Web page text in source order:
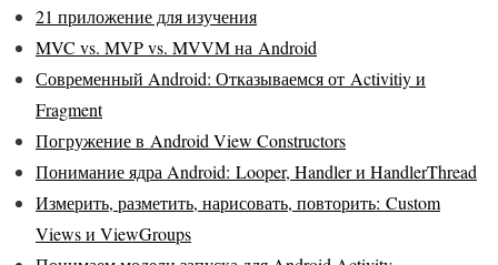
21 приложение для изучения
MVC vs. MVP vs. MVVM на Android
Современный Android: Отказываемся от Activitiy и
Fragment
Погружение в Android View Constructors
Понимание ядра Android: Looper, Handler и HandlerThread
Измерить, разметить, нарисовать, повторить: Custom
Views и ViewGroups